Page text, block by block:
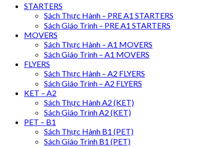
STARTERS
Sách Thực Hành – PRE A1 STARTERS
Sách Giáo Trình – PRE A1 STARTERS
MOVERS
Sách Thực Hành – A1 MOVERS
Sách Giáo Trình – A1 MOVERS
FLYERS
Sách Thực Hành – A2 FLYERS
Sách Giáo Trình – A2 FLYERS
KET – A2
Sách Thực Hành A2 (KET)
Sách Giáo Trình A2 (KET)
PET – B1
Sách Thực Hành B1 (PET)
Sách Giáo Trình B1 (PET)